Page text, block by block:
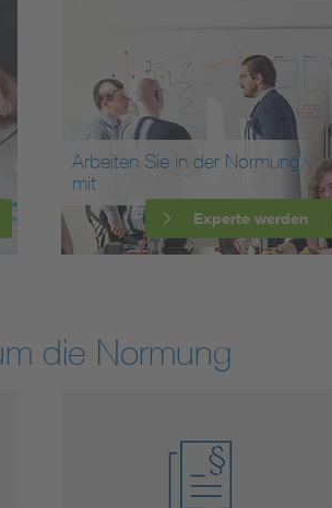
Arbeiten Sie in der Normung
mit
Experte werden
die Normung